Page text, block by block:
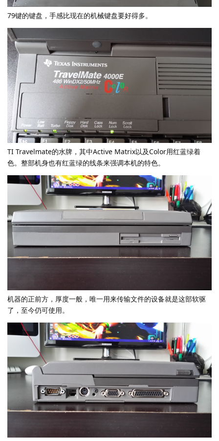
79键的键盘，手感比现在的机械键盘要好得多。
TI Travelmate的水牌，其中Active Matrix以及Color用红蓝绿着
色。整部机身也有红蓝绿的线条来强调本机的特色。
机器的正前方，厚度一般，唯一用来传输文件的设备就是这部软驱
了，至今仍可使用。